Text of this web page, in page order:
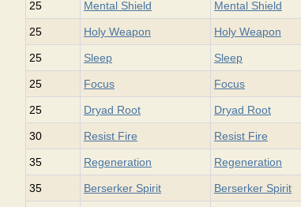
25
Mental Shield Mental Shield
25
Holy Weapon Holy Weapon
25
Sleep Sleep
25
Focus Focus
25
Dryad Root Dryad Root
30
Resist Fire Resist Fire
35
Regeneration Regeneration
35
Berserker Spirit Berserker Spirit